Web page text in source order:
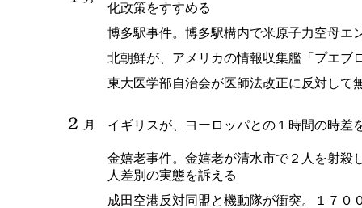
化政策をすすめる
博多駅事件。博多駅構内で米原子力空母エ
北朝鮮が、アメリカの情報収集艦「プエブ
東大医学部自治会が医師法改正に反対して
イギリスが、ヨーロッパとの１時間の時差
金嬉老事件。金嬉老が清水市で２人を射殺
人差別の実態を訴える
成田空港反対同盟と機動隊が衝突。１７０